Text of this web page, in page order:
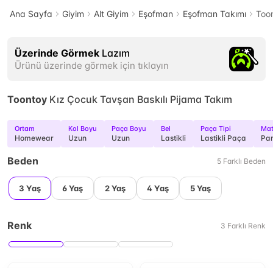
Ana Sayfa Giyim Alt Giyim Eşofman Eşofman Takımı
Üzerinde Görmek Lazım
Ürünü üzerinde görmek için tıklayın
Toontoy Kız Çocuk Tavşan Baskılı Pijama Takım
Ortam
Homewear
Kol Boyu
Uzun
Paça Boyu
Uzun
Bel
Lastikli
Paça Tipi
Lastikli Paça
Beden 5 Farklı Beden
3 Yaş 6 Yaş 2 Yaş 4 Yaş 5 Yaş
Renk 3 Farklı Renk